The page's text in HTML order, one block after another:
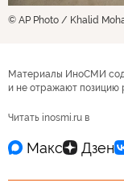
© AP Photo / Khalid
Материалы ИноСМИ
и не отражают
Читать inosmi.ru в